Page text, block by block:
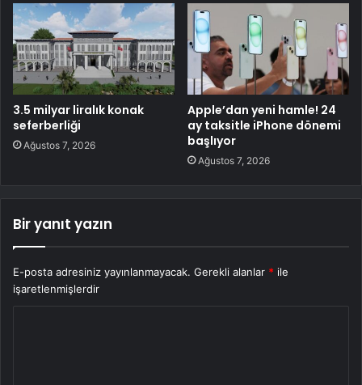
3.5 milyar liralık konak
seferberliği
Ağustos 7, 2026
Apple’dan yeni hamle! 24
ay taksitle iPhone dönemi
başlıyor
Ağustos 7, 2026
Bir yanıt yazın
E-posta adresiniz yayınlanmayacak. Gerekli alanlar * ile
işaretlenmişlerdir